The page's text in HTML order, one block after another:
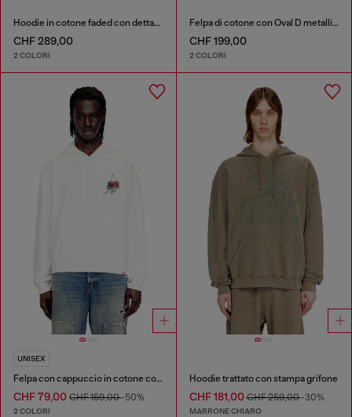
Hoodie in cotone faded con dettagli sfrangiati
CHF 289,00
2 COLORI
Felpa di cotone con Oval D metallico
CHF 199,00
2 COLORI
UNISEX
Felpa con cappuccio in cotone con grafica di ciliegie
CHF 79,00 CHF 159,00-50%
2 COLORI
Hoodie trattato con stampa grifone
CHF 181,00CHF 259,00-30%
MARRONE CHIARO